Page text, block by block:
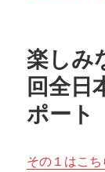
楽しみ
回全
ポー
その１はこち